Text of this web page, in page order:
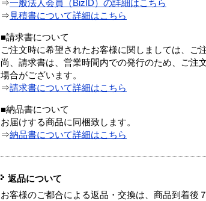
⇒一般法人会員（BizID）の詳細はこちら
⇒ 見積書について詳細はこちら
■請求書について
ご注文時に希望されたお客様に関しましては、ご
尚、請求書は、営業時間内での発行のため、ご注
場合がございます。
⇒請求書について詳細はこちら
■納品書について
お届けする商品に同梱致します。
⇒納品書について詳細はこちら
返品について
お客様のご都合による返品・交換は、商品到着後